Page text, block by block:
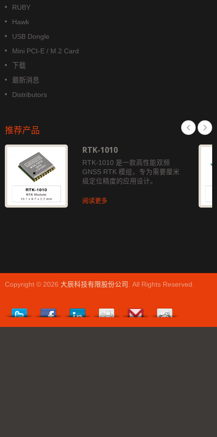
RUBY
Hawk
USB Dongle
Mini PCI-E / M.2 Card
下载
最新消息
Distributors
推荐产品
RTK-1010
RTK-1010 是一款高性能双频
GNSS RTK 模组，专为需要厘米
级定位精度的应用设计。
阅读更多
Copyright © 2026 大辰科技有限股份公司 . All Rights Reserved.